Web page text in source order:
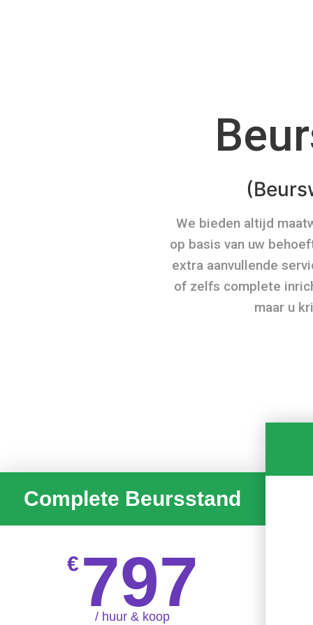
We bieden altijd
op basis van uw
extra aanvullende
of zelfs complete
maar u
Complete Beursstand
€ 797
/ huur & koop